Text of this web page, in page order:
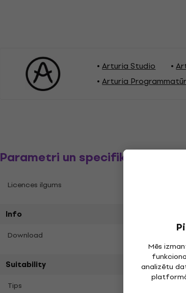
Mēs
analizētu
Arturia Studio
Arturia
Parametri un specifikācijas
Licences ilgums
Info
Download
Suitability
Tips